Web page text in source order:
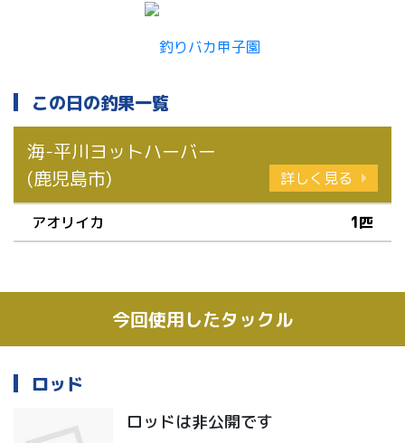
この日の釣果一覧
海-平川ヨットハーバー
(鹿児島市)
詳しく見る
アオリイカ 1匹
今回使用したタックル
ロッド
ロッドは非公開です